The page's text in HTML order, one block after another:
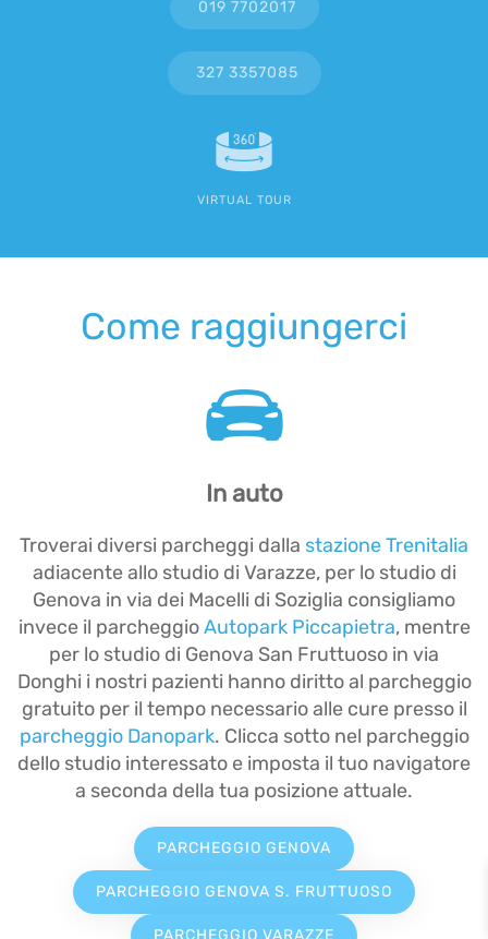
019 7702017
327 3357085
VIRTUAL TOUR
Come raggiungerci
In auto
Troverai diversi parcheggi dalla stazione Trenitalia
adiacente allo studio di Varazze, per lo studio di
Genova in via dei Macelli di Soziglia consigliamo
invece il parcheggioAutopark Piccapietra, mentre
per lo studio di Genova San Fruttuoso in via
Donghi i nostri pazienti hanno diritto al parcheggio
gratuito per il tempo necessario alle cure presso il
parcheggio Danopark. Clicca sotto nel parcheggio
dello studio interessato e imposta il tuo navigatore
a seconda della tua posizione attuale.
PARCHEGGIO GENOVA
PARCHEGGIO GENOVA S. FRUTTUOSO
PARCHEGGIO VARAZZE